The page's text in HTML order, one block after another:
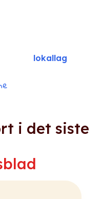
lokallag
i det siste